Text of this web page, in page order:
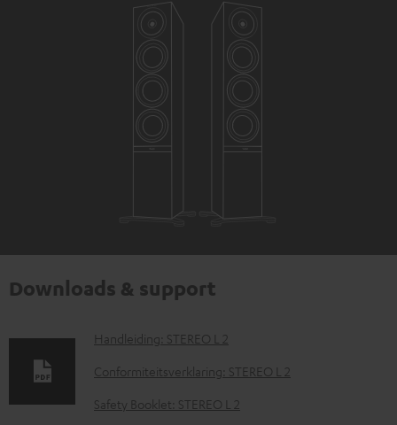
Downloads & support
D
o
Handleiding: STEREO L 2
Conformiteitsverklaring: STEREO L 2
Safety Booklet: STEREO L 2